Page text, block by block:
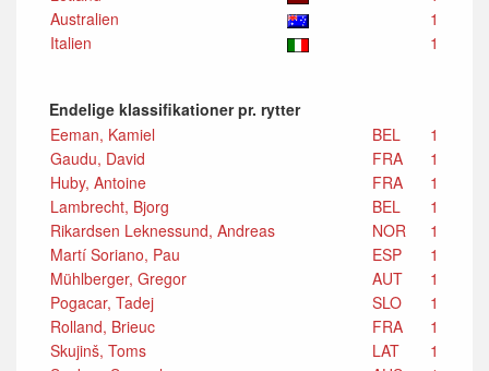
Australien
1
Italien
1
Endelige klassifikationer pr. rytter
Eeman, Kamiel
BEL
1
Gaudu, David
FRA
1
Huby, Antoine
FRA
1
Lambrecht, Bjorg
BEL
1
Rikardsen Leknessund, Andreas
NOR
1
Martí Soriano, Pau
ESP
1
Mühlberger, Gregor
AUT
1
Pogacar, Tadej
SLO
1
Rolland, Brieuc
FRA
1
Skujinš, Toms
LAT
1